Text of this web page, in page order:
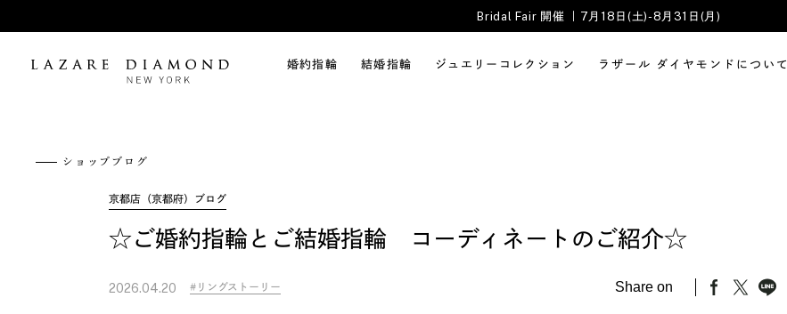
Bridal Fair 開催 ｜7月18日(土)-8月31日(月)
婚約指輪 結婚指輪 ジュエリーコレクション ラザール ダイヤモンドについて
ショップブログ
京都店（京都府）ブログ
☆ご婚約指輪とご結婚指輪 コーディネートのご紹介☆
2026.04.20 リングストーリー Share on